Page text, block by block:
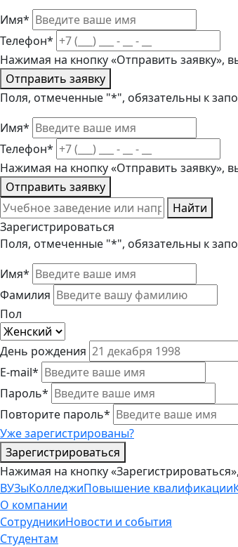
Имя*
Телефон*
Нажимая на кнопку «Отправить заявку»,
Отправить заявку
Поля, отмеченные "*", обязательны к
Имя*
Телефон*
Нажимая на кнопку «Отправить заявку»,
Отправить заявку
Найти
Зарегистрироваться
Поля, отмеченные "*", обязательны к
Имя*
Фамилия
Пол
День рождения
E-mail*
Пароль*
Повторите пароль*
Уже зарегистрированы?
Зарегистрироваться
Нажимая на кнопку
ВУЗыКолледжиПовышение квалификации
О компании
СотрудникиНовости и события
Студентам